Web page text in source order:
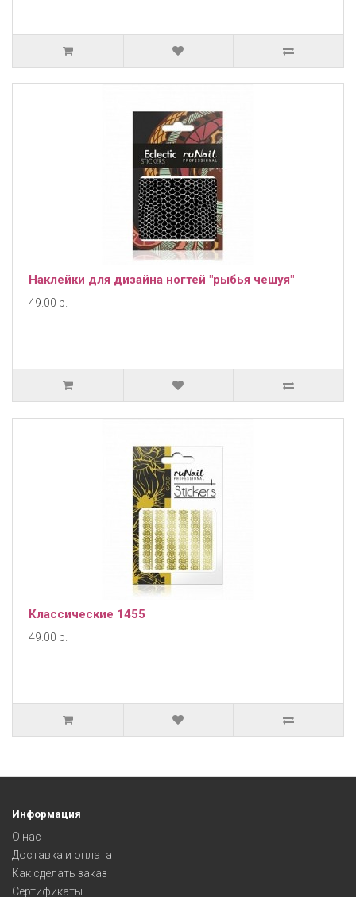
Наклейки для дизайна ногтей "рыбья чешуя"
49.00 р.
Классические 1455
49.00 р.
Информация
О нас
Доставка и оплата
Как сделать заказ
Сертификаты